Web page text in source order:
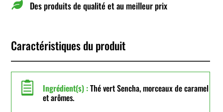
 Des produits de qualité et au meilleur prix
Caractéristiques du produit
 Ingrédient(s) :Thé vert Sencha, morceaux de caramel
et arômes.